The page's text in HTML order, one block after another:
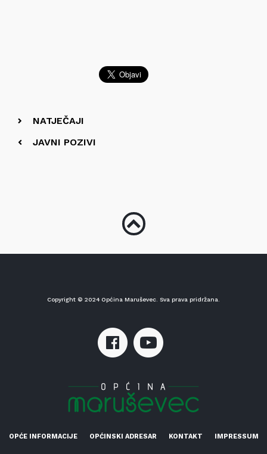
NATJEČAJI
JAVNI POZIVI
Copyright © 2024 Općina Maruševec. Sva prava pridržana.
OPĆE INFORMACIJE OPĆINSKI ADRESAR KONTAKT IMPRESSUM